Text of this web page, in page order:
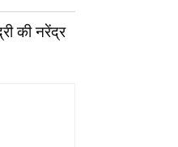
की नरेंद्र